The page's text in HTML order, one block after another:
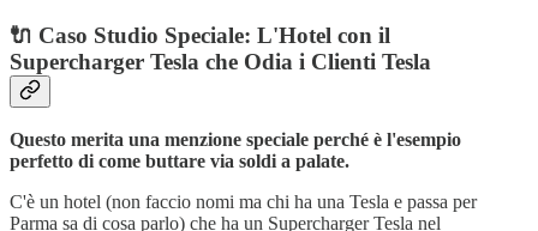
🔌 Caso Studio Speciale: L'Hotel con il
Supercharger Tesla che Odia i Clienti Tesla
Questo merita una menzione speciale perché è l'esempio
perfetto di come buttare via soldi a palate.
C'è un hotel (non faccio nomi ma chi ha una Tesla e passa per
Parma sa di cosa parlo) che ha un Supercharger Tesla nel